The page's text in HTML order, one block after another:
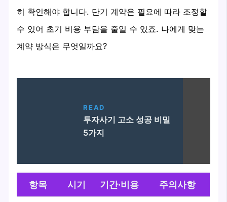
히 확인해야 합니다. 단기 계약은 필요에 따라 조정할
수 있어 초기 비용 부담을 줄일 수 있죠. 나에게 맞는
계약 방식은 무엇일까요?
READ
투자사기 고소 성공 비밀
5가지
항목 시기 기간·비용 주의사항